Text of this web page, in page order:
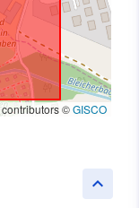
contributors ©GISCO
keyboard_arrow_up